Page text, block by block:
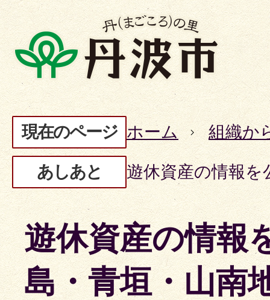
現在のページ ホーム 組織か
あしあと 遊休資産の情報を
遊休資産の情報
島・青垣・山南